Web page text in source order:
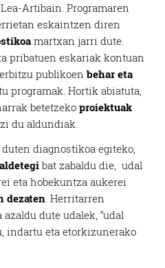
Artibain. Programaren
eskaintzen diren
martxan jarri dute.
pribatuen eskariak kontuan
publikoenbehar eta
programak. Hortik abiatuta,
betetzekoproiektuak
du aldundiak.
diagnostikoa egiteko,
bat zabaldu die, udal
eta hobekuntza aukerei
dezaten. Herritarren
azaldu dute udalek, “udal
indartu eta etorkizunerako